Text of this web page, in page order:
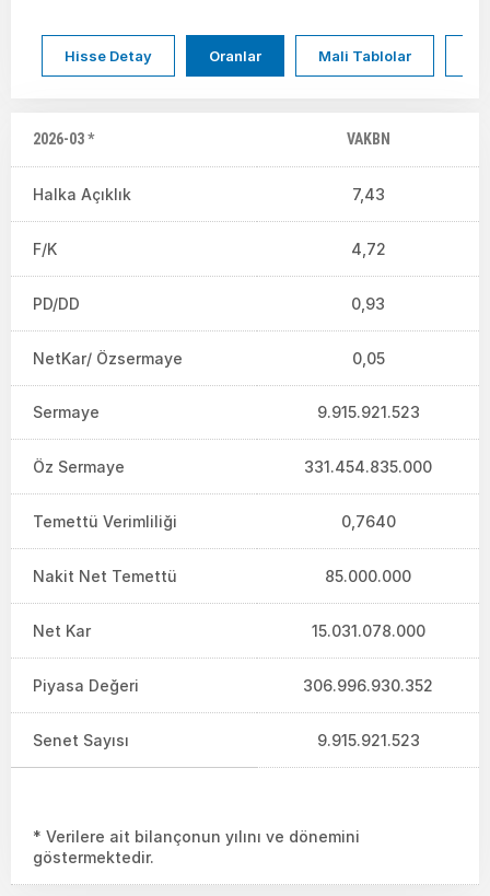
Hisse Detay Oranlar Mali Tablolar
2026-03 * VAKBN
Halka Açıklık 7,43
F/K 4,72
PD/DD 0,93
NetKar/ Özsermaye 0,05
Sermaye 9.915.921.523
Öz Sermaye 331.454.835.000
Temettü Verimliliği 0,7640
Nakit Net Temettü 85.000.000
Net Kar 15.031.078.000
Piyasa Değeri 306.996.930.352
Senet Sayısı 9.915.921.523
* Verilere ait bilançonun yılını ve dönemini
göstermektedir.